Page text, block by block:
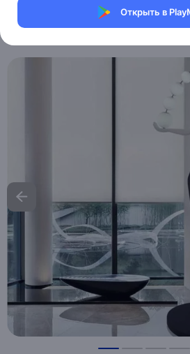
Открыть в
Магазин Weller Store